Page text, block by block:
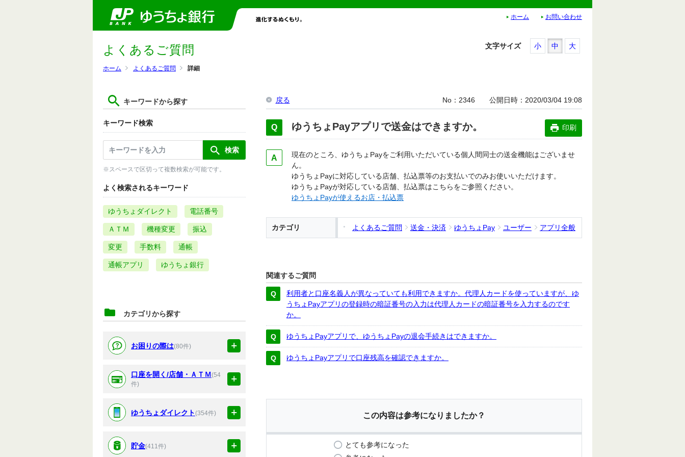
ホーム お問い合わせ
ホーム よくあるご質問 詳細
よくあるご質問
キーワードから探す
キーワード検索
※スペースで区切って複数検索が可能です。
よく検索されるキーワード
ゆうちょダイレクト 電話番号
ＡＴＭ 機種変更 振込
変更 手数料 通帳
通帳アプリ ゆうちょ銀行
カテゴリから探す
お困りの際は(80件)
口座を開く/店舗・ＡＴＭ(54
件)
ゆうちょダイレクト(354件)
貯金(411件)
文字サイズ 小 中 大
戻る No 2346 公開日時 2020/03/04 19:08
ゆうちょPayアプリで送金はできますか。 印刷
現在のところ、ゆうちょPayをご利用いただいている個人間同士の送金機能はございませ
ん。
ゆうちょPayに対応している店舗、払込票等のお支払いでのみお使いいただけます。
ゆうちょPayが対応している店舗、払込票はこちらをご参照ください。
ゆうちょPayが使えるお店・払込票
カテゴリ よくあるご質問 送金・決済 ゆうちょPay ユーザー アプリ全般
関連するご質問
利用者と口座名義人が異なっていても利用できますか。代理人カードを使っていますが、ゆ
うちょPayアプリの登録時の暗証番号の入力は代理人カードの暗証番号を入力するのです
か。
ゆうちょPayアプリで、ゆうちょPayの退会手続きはできますか。
ゆうちょPayアプリで口座残高を確認できますか。
この内容は参考になりましたか？
とても参考になった